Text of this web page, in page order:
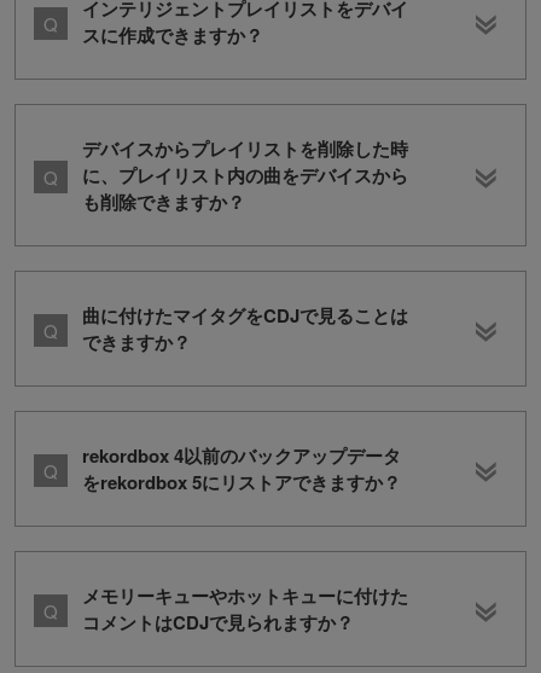
インテリジェントプレイリストをデバイ
スに作成できますか？
デバイスからプレイリストを削除した時
に、プレイリスト内の曲をデバイスから
も削除できますか？
曲に付けたマイタグをCDJで見ることは
できますか？
rekordbox 4以前のバックアップデータ
をrekordbox 5にリストアできますか？
メモリーキューやホットキューに付けた
コメントはCDJで見られますか？